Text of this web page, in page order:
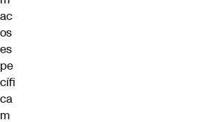
ac
os
es
pe
cífi
ca
m